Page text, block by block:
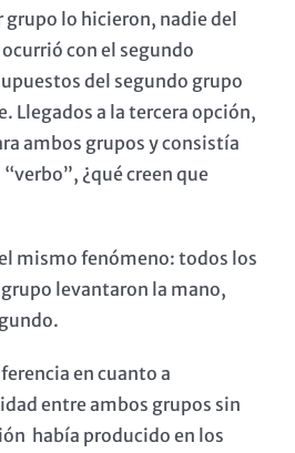
grupo lo hicieron, nadie del
con el segundo
del segundo grupo
Llegados a la tercera opción,
ambos grupos y consistía
¿qué creen que
mismo fenómeno: todos los
levantaron la mano,
en cuanto a
entre ambos grupos sin
había producido en los